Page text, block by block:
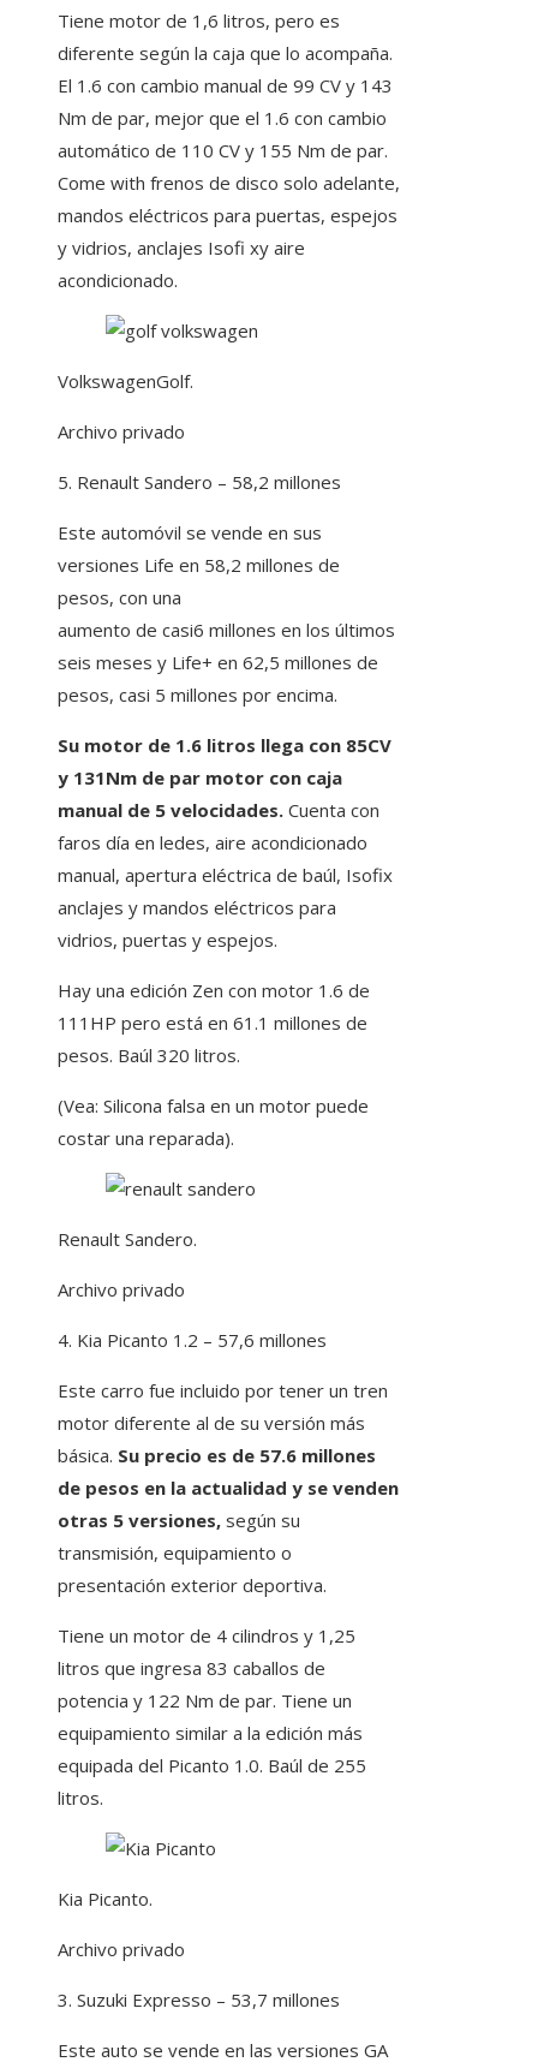
Tiene motor de 1,6 litros, pero es
diferente según la caja que lo acompaña.
El 1.6 con cambio manual de 99 CV y ​​143
Nm de par, mejor que el 1.6 con cambio
automático de 110 CV y ​​155 Nm de par.
Come with frenos de disco solo adelante,
mandos eléctricos para puertas, espejos
y vidrios, anclajes Isofi xy aire
acondicionado.
VolkswagenGolf.
Archivo privado
5. Renault Sandero – 58,2 millones
Este automóvil se vende en sus
versiones Life en 58,2 millones de
pesos, con una
aumento de casi6 millones en los últimos
seis meses y Life+ en 62,5 millones de
pesos, casi 5 millones por encima.
Su motor de 1.6 litros llega con 85CV
y 131Nm de par motor con caja
manual de 5 velocidades. Cuenta con
faros día en ledes, aire acondicionado
manual, apertura eléctrica de baúl, Isofix
anclajes y mandos eléctricos para
vidrios, puertas y espejos.
Hay una edición Zen con motor 1.6 de
111HP pero está en 61.1 millones de
pesos. Baúl 320 litros.
(Vea: Silicona falsa en un motor puede
costar una reparada).
Renault Sandero.
Archivo privado
4. Kia Picanto 1.2 – 57,6 millones
Este carro fue incluido por tener un tren
motor diferente al de su versión más
básica. Su precio es de 57.6 millones
de pesos en la actualidad y se venden
otras 5 versiones, según su
transmisión, equipamiento o
presentación exterior deportiva.
Tiene un motor de 4 cilindros y 1,25
litros que ingresa 83 caballos de
potencia y 122 Nm de par. Tiene un
equipamiento similar a la edición más
equipada del Picanto 1.0. Baúl de 255
litros.
Kia Picanto.
Archivo privado
3. Suzuki Expresso – 53,7 millones
Este auto se vende en las versiones GA